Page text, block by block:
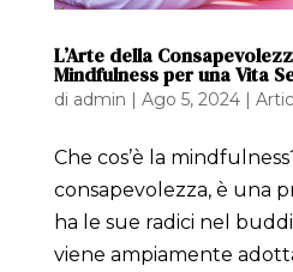
L’Arte della
Mindfulness per una Vita
di admin | Ago 5, 2024|
Che cos’è la
consapevolezza, è una
ha le sue radici nel
viene ampiamente